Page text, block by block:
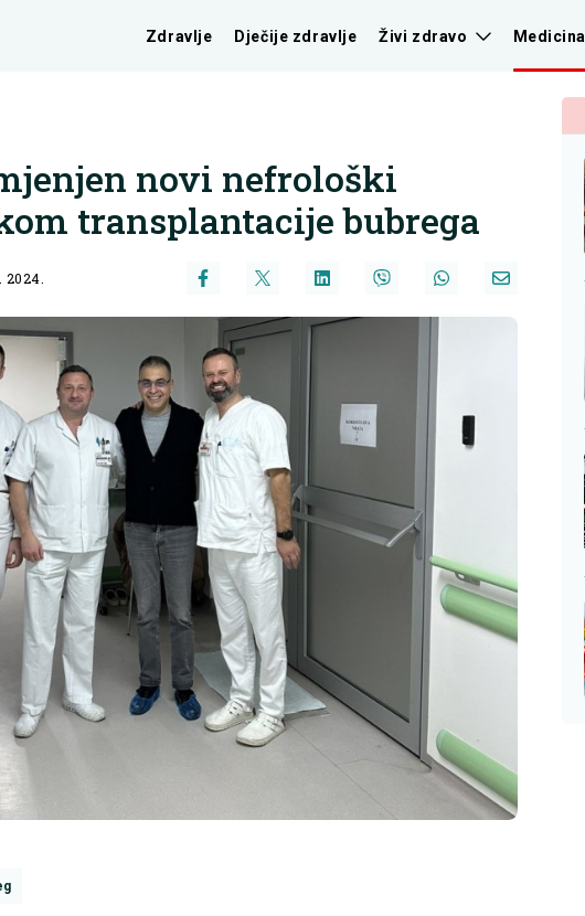
Zdravlje Dječije zdravlje Živi zdravo Medicina
novi nefrološki
transplantacije bubrega
2024.